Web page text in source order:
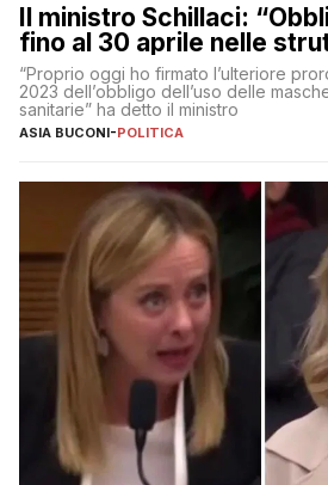
Il ministro Schillaci:
fino al 30 aprile nelle
“Proprio oggi ho firmato l’ulteriore
2023 dell’obbligo dell’uso delle
sanitarie” ha detto il ministro
ASIA BUCONI-POLITICA